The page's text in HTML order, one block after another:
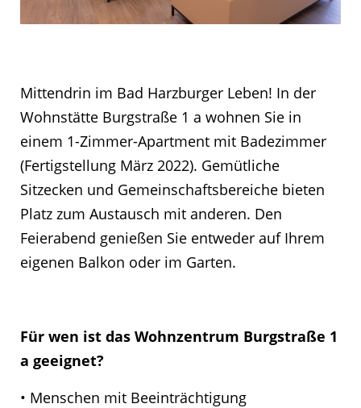
Mittendrin im Bad Harzburger Leben! In der
Wohnstätte Burgstraße 1 a wohnen Sie in
einem 1-Zimmer-Apartment mit Badezimmer
(Fertigstellung März 2022). Gemütliche
Sitzecken und Gemeinschaftsbereiche bieten
Platz zum Austausch mit anderen. Den
Feierabend genießen Sie entweder auf Ihrem
eigenen Balkon oder im Garten.
Für wen ist das Wohnzentrum Burgstraße 1
a geeignet?
• Menschen mit Beeinträchtigung